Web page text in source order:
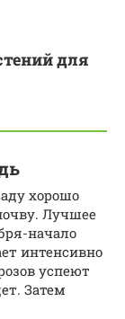
для
хорошо
Лучшее
начало
интенсивно
успеют
Затем